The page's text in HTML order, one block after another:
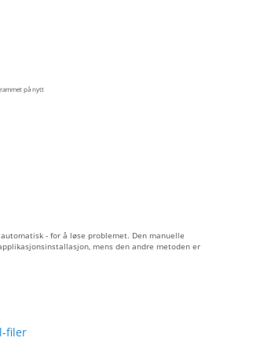
på nytt
- for å løse problemet. Den manuelle
mens den andre metoden er
filer